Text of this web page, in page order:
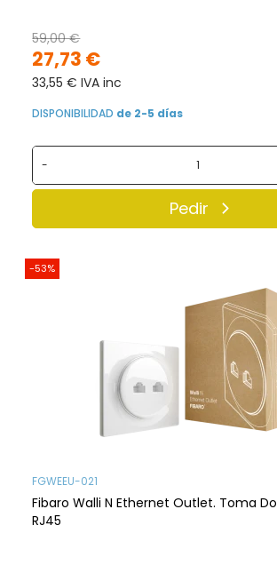
27,73 €
59,00 €
33,55 € IVA inc
DISPONIBILIDAD de 2-5 días
-
Pedir
-53%
FGWEEU-021
Fibaro Walli N Ethernet Outlet. Toma
RJ45